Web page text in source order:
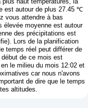
est autour de plus 27.45 ℃
vous attendre à bas
élevée moyenne est autour
des précipitations est
). Lors de la planification
temps réel peut différer de
de ce mois est
le milieu du mois 12:02 et
car nous n'avons
de dire que le temps
altitudes.